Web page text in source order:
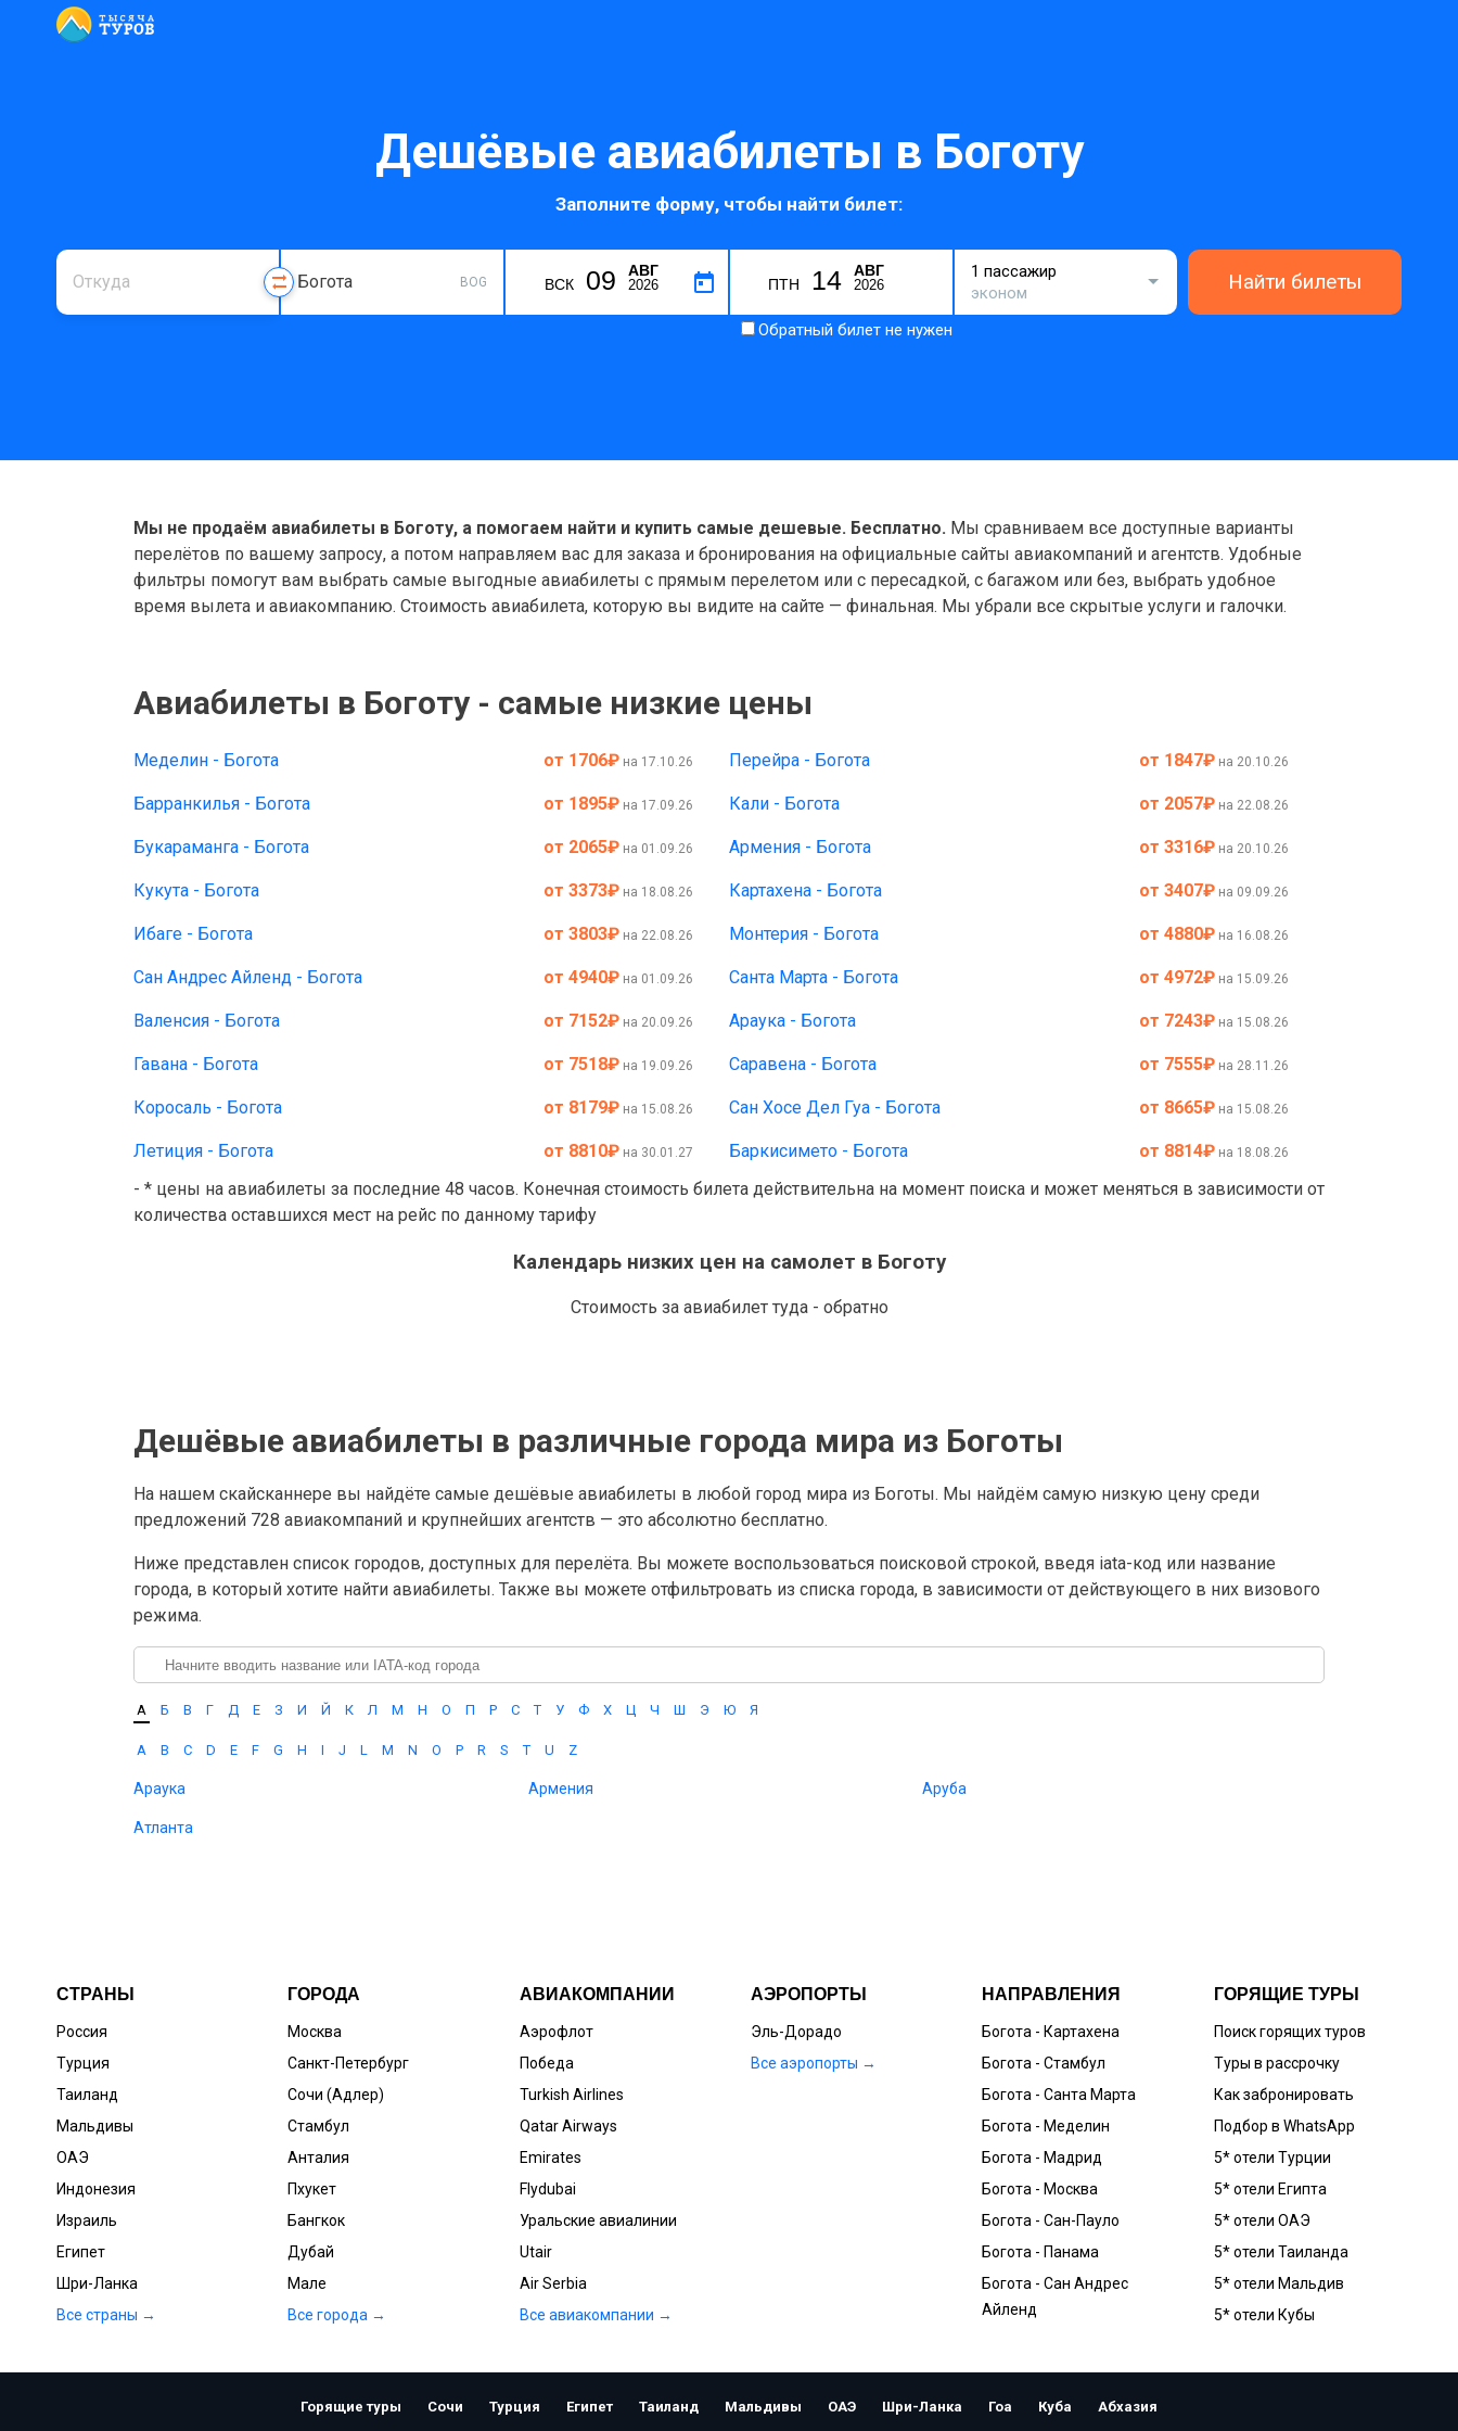
Дешёвые авиабилеты в Боготу
Заполните форму, чтобы найти билет:
BOG ВСК 09 АВГ
2026 ПТН 14 АВГ
2026
1 пассажир
эконом
Найти билеты
Обратный билет не нужен
Мы не продаём авиабилеты в Боготу, а помогаем найти и купить самые дешевые. Бесплатно. Мы сравниваем все доступные варианты
перелётов по вашему запросу, а потом направляем вас для заказа и бронирования на официальные сайты авиакомпаний и агентств. Удобные
фильтры помогут вам выбрать самые выгодные авиабилеты с прямым перелетом или с пересадкой, с багажом или без, выбрать удобное
время вылета и авиакомпанию. Стоимость авиабилета, которую вы видите на сайте — финальная. Мы убрали все скрытые услуги и галочки.
Авиабилеты в Боготу - самые низкие цены
Меделин - Богота от 1706₽ на 17.10.26 Перейра - Богота от 1847₽ на 20.10.26
Барранкилья - Богота от 1895₽ на 17.09.26 Кали - Богота от 2057₽ на 22.08.26
Букараманга - Богота от 2065₽ на 01.09.26 Армения - Богота от 3316₽ на 20.10.26
Кукута - Богота от 3373₽ на 18.08.26 Картахена - Богота от 3407₽ на 09.09.26
Ибаге - Богота от 3803₽ на 22.08.26 Монтерия - Богота от 4880₽ на 16.08.26
Сан Андрес Айленд - Богота от 4940₽ на 01.09.26 Санта Марта - Богота от 4972₽ на 15.09.26
Валенсия - Богота от 7152₽ на 20.09.26 Араука - Богота от 7243₽ на 15.08.26
Гавана - Богота от 7518₽ на 19.09.26 Саравена - Богота от 7555₽ на 28.11.26
Коросаль - Богота от 8179₽ на 15.08.26 Сан Хосе Дел Гуа - Богота от 8665₽ на 15.08.26
Летиция - Богота от 8810₽ на 30.01.27 Баркисимето - Богота от 8814₽ на 18.08.26
- * цены на авиабилеты за последние 48 часов. Конечная стоимость билета действительна на момент поиска и может меняться в зависимости от
количества оставшихся мест на рейс по данному тарифу
Календарь низких цен на самолет в Боготу
Стоимость за авиабилет туда - обратно
Дешёвые авиабилеты в различные города мира из Боготы
На нашем скайсканнере вы найдёте самые дешёвые авиабилеты в любой город мира из Боготы. Мы найдём самую низкую цену среди
предложений 728 авиакомпаний и крупнейших агентств — это абсолютно бесплатно.
Ниже представлен список городов, доступных для перелёта. Вы можете воспользоваться поисковой строкой, введя iata-код или название
города, в который хотите найти авиабилеты. Также вы можете отфильтровать из списка города, в зависимости от действующего в них визового
режима.
А Б В Г Д Е З И Й К Л М Н О П Р С Т У Ф Х Ц Ч Ш Э Ю Я
A B C D E F G H I J L M N O P R S T U Z
Араука Армения Аруба
Атланта
СТРАНЫ
Россия
Турция
Таиланд
Мальдивы
ОАЭ
Индонезия
Израиль
Египет
Шри-Ланка
Все страны →
ГОРОДА
Москва
Санкт-Петербург
Сочи (Адлер)
Стамбул
Анталия
Пхукет
Бангкок
Дубай
Мале
Все города →
АВИАКОМПАНИИ
Аэрофлот
Победа
Turkish Airlines
Qatar Airways
Emirates
Flydubai
Уральские авиалинии
Utair
Air Serbia
Все авиакомпании →
АЭРОПОРТЫ
Эль-Дорадо
Все аэропорты →
НАПРАВЛЕНИЯ
Богота - Картахена
Богота - Стамбул
Богота - Санта Марта
Богота - Меделин
Богота - Мадрид
Богота - Москва
Богота - Сан-Пауло
Богота - Панама
Богота - Сан Андрес
Айленд
ГОРЯЩИЕ ТУРЫ
Поиск горящих туров
Туры в рассрочку
Как забронировать
Подбор в WhatsApp
5* отели Турции
5* отели Египта
5* отели ОАЭ
5* отели Таиланда
5* отели Мальдив
5* отели Кубы
Горящие туры Сочи Турция Египет Таиланд Мальдивы ОАЭ Шри-Ланка Гоа Куба Абхазия